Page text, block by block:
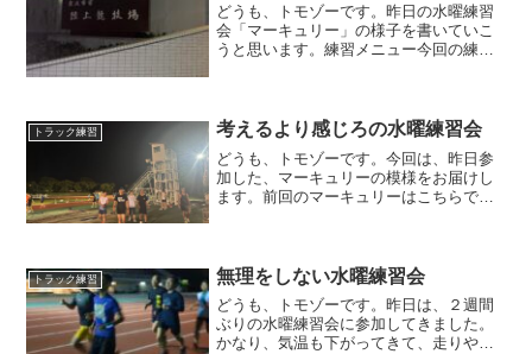
どうも、トモゾーです。昨日の水曜練習
会「マーキュリー」の様子を書いていこ
うと思います。練習メニュー今回の練習
を２分２４秒（４分／...
トラック練習 考えるより感じろの水曜練習会
どうも、トモゾーです。今回は、昨日参
加した、マーキュリーの模様をお届けし
ます。前回のマーキュリーはこちらで
が、２，０００m毎に、４分５...
トラック練習 無理をしない水曜練習会
どうも、トモゾーです。昨日は、２週間
ぶりの水曜練習会に参加してきました。
かなり、気温も下がってきて、走りやす